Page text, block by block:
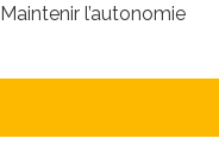
Maintenir l’autonomie